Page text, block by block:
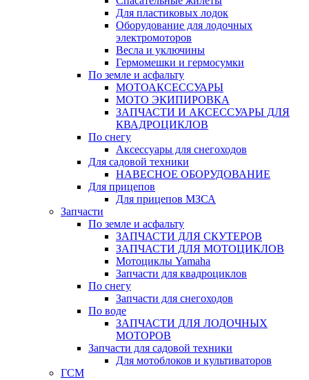
Для пластиковых лодок
Оборудование для лодочных
электромоторов
Весла и уключины
Гермомешки и гермосумки
По земле и асфальту
МОТОАКСЕССУАРЫ
МОТО ЭКИПИРОВКА
ЗАПЧАСТИ И АКСЕССУАРЫ ДЛЯ
КВАДРОЦИКЛОВ
По снегу
Аксессуары для снегоходов
Для садовой техники
НАВЕСНОЕ ОБОРУДОВАНИЕ
Для прицепов
Для прицепов МЗСА
Запчасти
По земле и асфальту
ЗАПЧАСТИ ДЛЯ СКУТЕРОВ
ЗАПЧАСТИ ДЛЯ МОТОЦИКЛОВ
Мотоциклы Yamaha
Запчасти для квадроциклов
По снегу
Запчасти для снегоходов
По воде
ЗАПЧАСТИ ДЛЯ ЛОДОЧНЫХ
МОТОРОВ
Запчасти для садовой техники
Для мотоблоков и культиваторов
ГСМ